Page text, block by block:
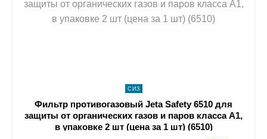
navigate_next
ПОДРОБНЕЕ
СИЗ
Фильтр противогазовый Jeta Safety 6510 для
защиты от органических газов и паров класса А1,
в упаковке 2 шт (цена за 1 шт) (6510)